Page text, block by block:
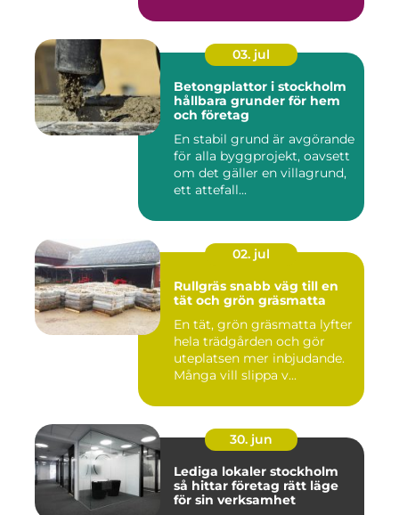
03. jul
Betongplattor i stockholm
hållbara grunder för hem
och företag
En stabil grund är avgörande
för alla byggprojekt, oavsett
om det gäller en villagrund,
ett attefall...
02. jul
Rullgräs snabb väg till en
tät och grön gräsmatta
En tät, grön gräsmatta lyfter
hela trädgården och gör
uteplatsen mer inbjudande.
Många vill slippa v...
30. jun
Lediga lokaler stockholm
så hittar företag rätt läge
för sin verksamhet